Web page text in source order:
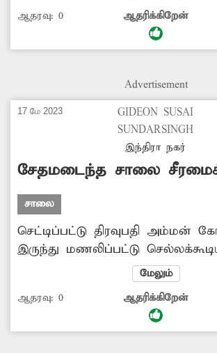
சாலைகளில் நடந்து செல்வதற்கு
அச்சப்படுகின்றனர். இரவில்
ஆதரவு: 0 ஆதரிக்கிறேன்
Advertisement
17 மே 2023
GIDEON SUSAI
SUNDARSINGH
இந்திரா நகர்
சேதமடைந்த சாலை
சாலை
செட்டிப்பட்டு திரவுபதி அம்மன்
இருந்து மணலிப்பட்டு
ஆண்டுக்கு முன்பு போடப்பட்டது.
மிகவும் மோசமாக உள்ளதால்
செல்லும் பொதுமக்கள்
எனவே, சாலையை புதிதாக
மேலும்
ஆதரவு: 0 ஆதரிக்கிறேன்